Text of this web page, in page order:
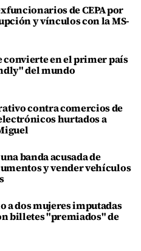
de CEPA por
y vínculos con la MS-
convierte en el primer país
del mundo
contra comercios de
hurtados a
banda acusada de
y vender vehículos
a dos mujeres imputadas
billetes "premiados" de